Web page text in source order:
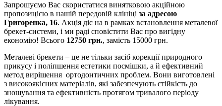
Запрошуємо Вас скористатися винятковою акційною
пропозицією в нашій передовій клініці за адресою
Григоренка, 16. Акція діє на в рамках встановлення металевої
брекет-системи, і ми раді сповістити Вас про вигідну
економію! Всього 12750 грн., замість 15000 грн.
Металеві брекети – це не тільки засіб корекції природного
прикусу і поліпшення естетики посмішки, а й ефективний
метод вирішення ортодонтичних проблем. Вони виготовлені
з високоякісних матеріалів, які забезпечують стійкість до
зношування та ефективність протягом тривалого періоду
лікування.